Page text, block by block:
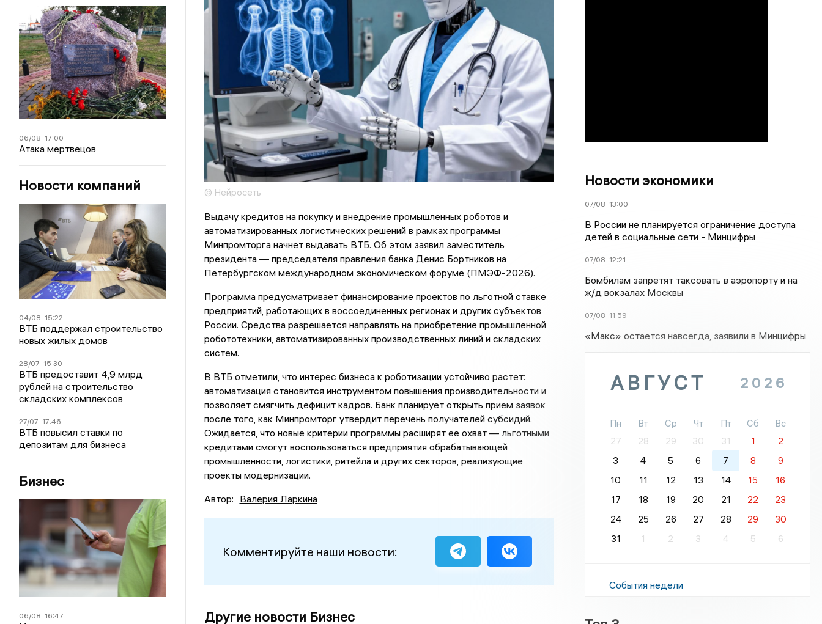
06/08 17:00
Атака мертвецов
Новости компаний
04/08 15:22
ВТБ поддержал строительство
новых жилых домов
28/07 15:30
ВТБ предоставит 4,9 млрд
рублей на строительство
складских комплексов
27/07 17:46
ВТБ повысил ставки по
депозитам для бизнеса
Бизнес
06/08 16:47
© Нейросеть
Выдачу кредитов на покупку и внедрение промышленных роботов и
автоматизированных логистических решений в рамках программы
Минпромторга начнет выдавать ВТБ. Об этом заявил заместитель
президента — председателя правления банка Денис Бортников на
Петербургском международном экономическом форуме (ПМЭФ-2026).
Программа предусматривает финансирование проектов по льготной ставке
предприятий, работающих в воссоединенных регионах и других субъектов
России. Средства разрешается направлять на приобретение промышленной
робототехники, автоматизированных производственных линий и складских
систем.
В ВТБ отметили, что интерес бизнеса к роботизации устойчиво растет:
автоматизация становится инструментом повышения производительности и
позволяет смягчить дефицит кадров. Банк планирует открыть прием заявок
после того, как Минпромторг утвердит перечень получателей субсидий.
Ожидается, что новые критерии программы расширят ее охват — льготными
кредитами смогут воспользоваться предприятия обрабатывающей
промышленности, логистики, ритейла и других секторов, реализующие
проекты модернизации.
Автор: Валерия Ларкина
Комментируйте наши новости:
Другие новости Бизнес
Новости экономики
07/08 13:00
В России не планируется ограничение доступа
детей в социальные сети - Минцифры
07/08 12:21
Бомбилам запретят таксовать в аэропорту и на
ж/д вокзалах Москвы
07/08 11:59
«Макс» остается навсегда, заявили в Минцифры
АВГУСТ 2026
Пн Вт Ср Чт Пт Сб
Вс
27
28 29 30 31 1
2
3
4 5 6 7 8
9
10
11 12 13 14 15
16
17
18 19 20 21 22
23
24
25 26 27 28 29
30
31
1 2 3 4 5 6
События недели